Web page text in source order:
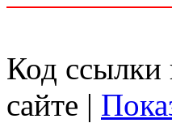
Код ссылки
сайте |